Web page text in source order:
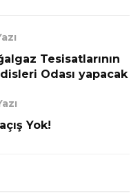
Tesisatlarının
Odası yapacak
Yok!